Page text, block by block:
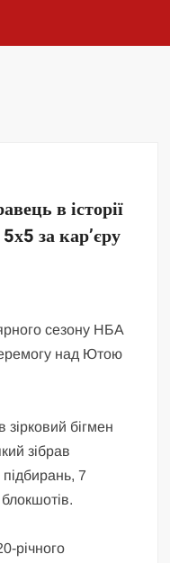
в історії
за кар’єру
сезону НБА
над Ютою
зірковий бігмен
зібрав
7
річного